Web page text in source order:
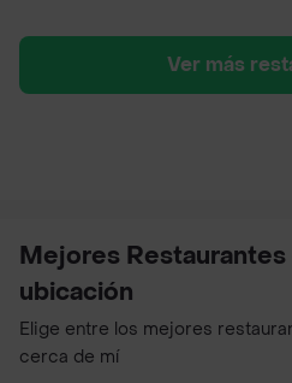
Ver más
Mejores
ubicación
Elige entre los mejores
cerca de mí